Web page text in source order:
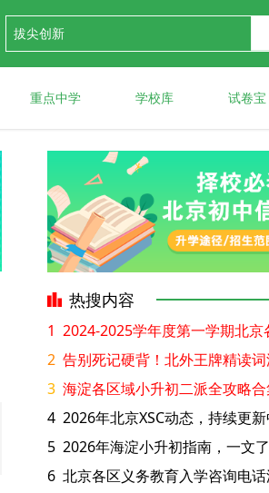
重点中学 学校库 试卷宝
热搜内容
1
2
3
4 2026年北京XSC动态，持续更
5
6